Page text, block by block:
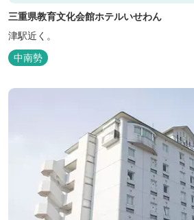
三重県教育文化会館ホテルいせわん
津駅近く。
中南勢